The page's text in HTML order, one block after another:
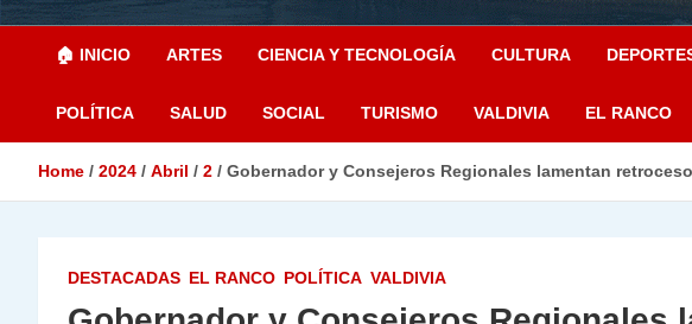
🏠 INICIO ARTES CIENCIA Y TECNOLOGÍA CULTURA
POLÍTICA SALUD SOCIAL TURISMO VALDIVIA EL RANCO
Home 2024 Abril 2 Gobernador y Consejeros Regionales lamentan
DESTACADAS EL RANCO POLÍTICA VALDIVIA